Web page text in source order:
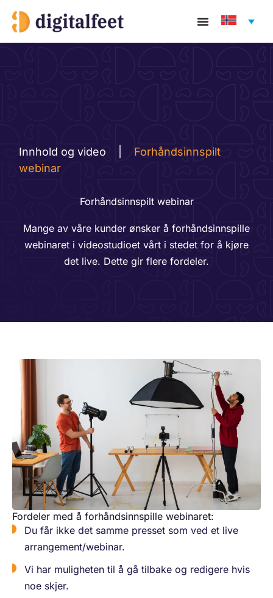
rett
til
Innhold og video
Forhåndsinnspilt
webinar
Forhåndsinnspilt webinar
Mange av våre kunder ønsker å forhåndsinnspille
webinaret i videostudioet vårt i stedet for å kjøre
det live. Dette gir flere fordeler.
Fordeler med å forhåndsinnspille webinaret:
​Du får ikke det samme presset som ved et live
arrangement/webinar.
Vi har muligheten til å gå tilbake og redigere hvis
noe skjer.